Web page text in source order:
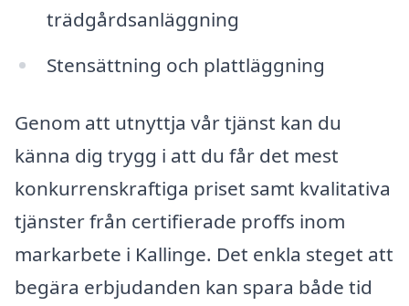
trädgårdsanläggning
Stensättning och plattläggning
Genom att utnyttja vår tjänst kan du
känna dig trygg i att du får det mest
konkurrenskraftiga priset samt kvalitativa
tjänster från certifierade proffs inom
markarbete i Kallinge. Det enkla steget att
begära erbjudanden kan spara både tid